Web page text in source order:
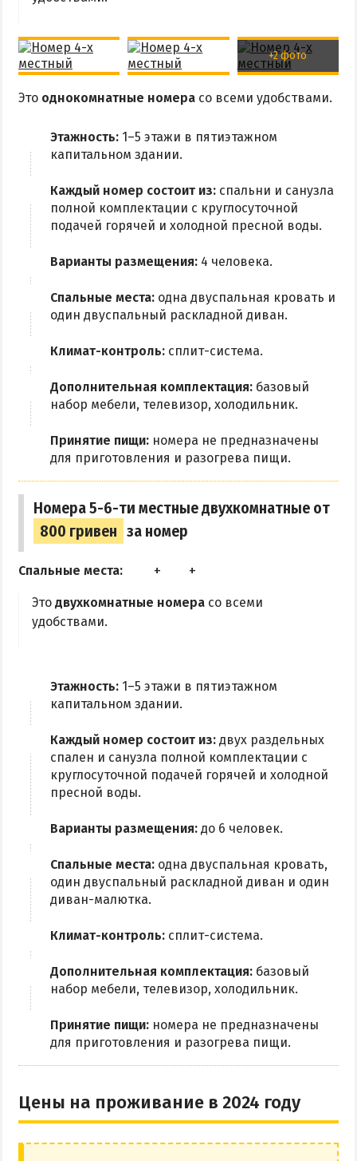
+2 фото
Это однокомнатные номера со всеми удобствами.
Этажность: 1–5 этажи в пятиэтажном
капитальном здании.
Каждый номер состоит из: спальни и санузла
полной комплектации с круглосуточной
подачей горячей и холодной пресной воды.
Варианты размещения: 4 человека.
Спальные места: одна двуспальная кровать и
один двуспальный раскладной диван.
Климат-контроль: сплит-система.
Дополнительная комплектация: базовый
набор мебели, телевизор, холодильник.
Принятие пищи: номера не предназначены
для приготовления и разогрева пищи.
Номера 5-6-ти местные двухкомнатные от
800 гривен за номер
Спальные места:
Это двухкомнатные номера со всеми
удобствами.
Этажность: 1–5 этажи в пятиэтажном
капитальном здании.
Каждый номер состоит из: двух раздельных
спален и санузла полной комплектации с
круглосуточной подачей горячей и холодной
пресной воды.
Варианты размещения: до 6 человек.
Спальные места: одна двуспальная кровать,
один двуспальный раскладной диван и один
диван-малютка.
Климат-контроль: сплит-система.
Дополнительная комплектация: базовый
набор мебели, телевизор, холодильник.
Принятие пищи: номера не предназначены
для приготовления и разогрева пищи.
Цены на проживание в 2024 году